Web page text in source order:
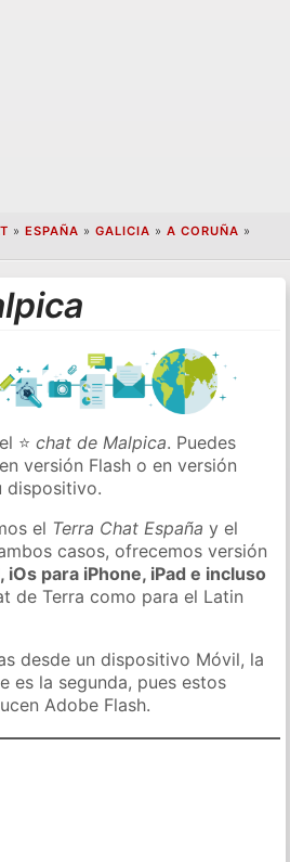
» ESPAÑA » GALICIA » A CORUÑA »
⭐chat de Malpica. Puedes
versión Flash o en versión
dispositivo.
el Terra Chat España y el
casos, ofrecemos versión
para iPhone, iPad e incluso
de Terra como para el Latin
desde un dispositivo Móvil, la
es la segunda, pues estos
Adobe Flash.